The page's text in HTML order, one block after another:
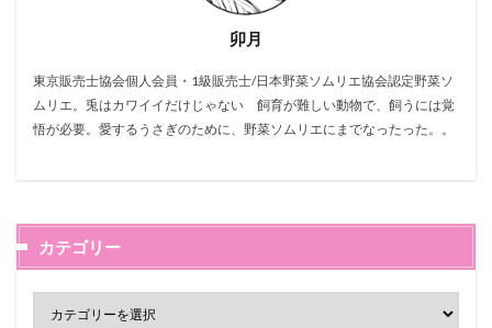
卯月
東京販売士協会個人会員・1級販売士/日本野菜ソムリエ協会認定野菜ソ
ムリエ。兎はカワイイだけじゃない 飼育が難しい動物で、飼うには覚
悟が必要。愛するうさぎのために、野菜ソムリエにまでなったった。。
カテゴリー